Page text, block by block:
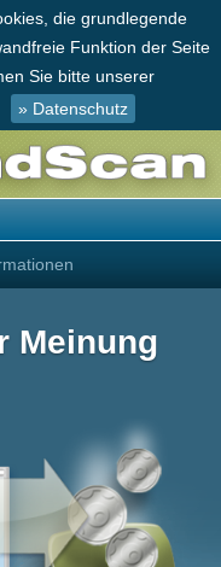
die grundlegende
Funktion der Seite
Sie bitte unserer
» Datenschutz
Meinung